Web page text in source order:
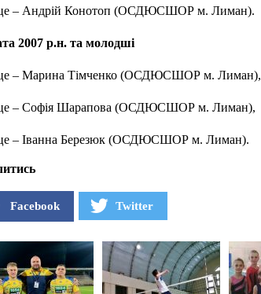
– Андрій Конотоп (ОСДЮСШОР м. Лиман).
2007 р.н. та молодші
– Марина Тімченко (ОСДЮСШОР м. Лиман),
– Софія Шарапова (ОСДЮСШОР м. Лиман),
– Іванна Березюк (ОСДЮСШОР м. Лиман).
Facebook Twitter